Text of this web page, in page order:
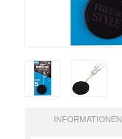
INFORMATIONEN